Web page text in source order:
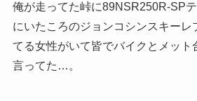
俺が走ってた峠に89NSR250R-SP
にいたころのジョンコシンスキーレ
てる女性がいて皆でバイクとメット
言ってた…。